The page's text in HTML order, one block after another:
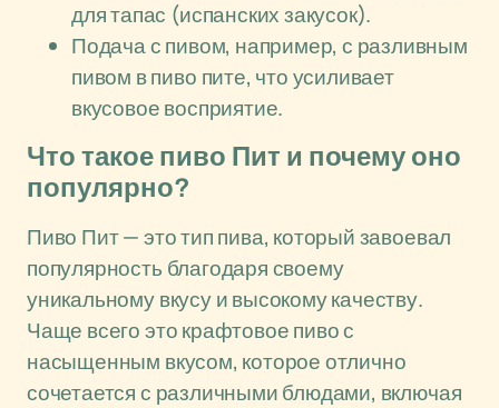
для тапас (испанских закусок).
Подача с пивом, например, с разливным
пивом в пиво пите, что усиливает
вкусовое восприятие.
Что такое пиво Пит и почему оно
популярно?
Пиво Пит — это тип пива, который завоевал
популярность благодаря своему
уникальному вкусу и высокому качеству.
Чаще всего это крафтовое пиво с
насыщенным вкусом, которое отлично
сочетается с различными блюдами, включая